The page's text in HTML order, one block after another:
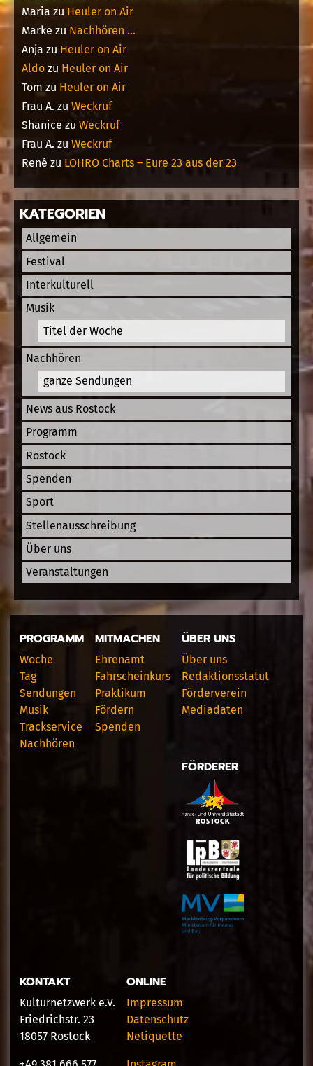
Maria zu Heuler on Air
Marke zu Nachhören …
Anja zu Heuler on Air
Aldo zu Heuler on Air
Tom zu Heuler on Air
Frau A. zu Weckruf
Shanice zu Weckruf
Frau A. zu Weckruf
René zu LOHRO Charts – Eure 23 aus der 23
KATEGORIEN
Allgemein
Festival
Interkulturell
Musik
Titel der Woche
Nachhören
ganze Sendungen
News aus Rostock
Programm
Rostock
Spenden
Sport
Stellenausschreibung
Über uns
Veranstaltungen
PROGRAMM
Woche
Tag
Sendungen
Musik
Trackservice
Nachhören
MITMACHEN
Ehrenamt
Fahrscheinkurs
Praktikum
Fördern
Spenden
ÜBER UNS
Über uns
Redaktionsstatut
Förderverein
Mediadaten
FÖRDERER
KONTAKT
Kulturnetzwerk e.V.
Friedrichstr. 23
18057 Rostock
ONLINE
Impressum
Datenschutz
Netiquette